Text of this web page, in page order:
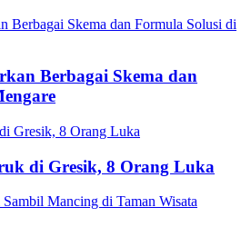
Berbagai Skema dan
di Gresik, 8 Orang Luka